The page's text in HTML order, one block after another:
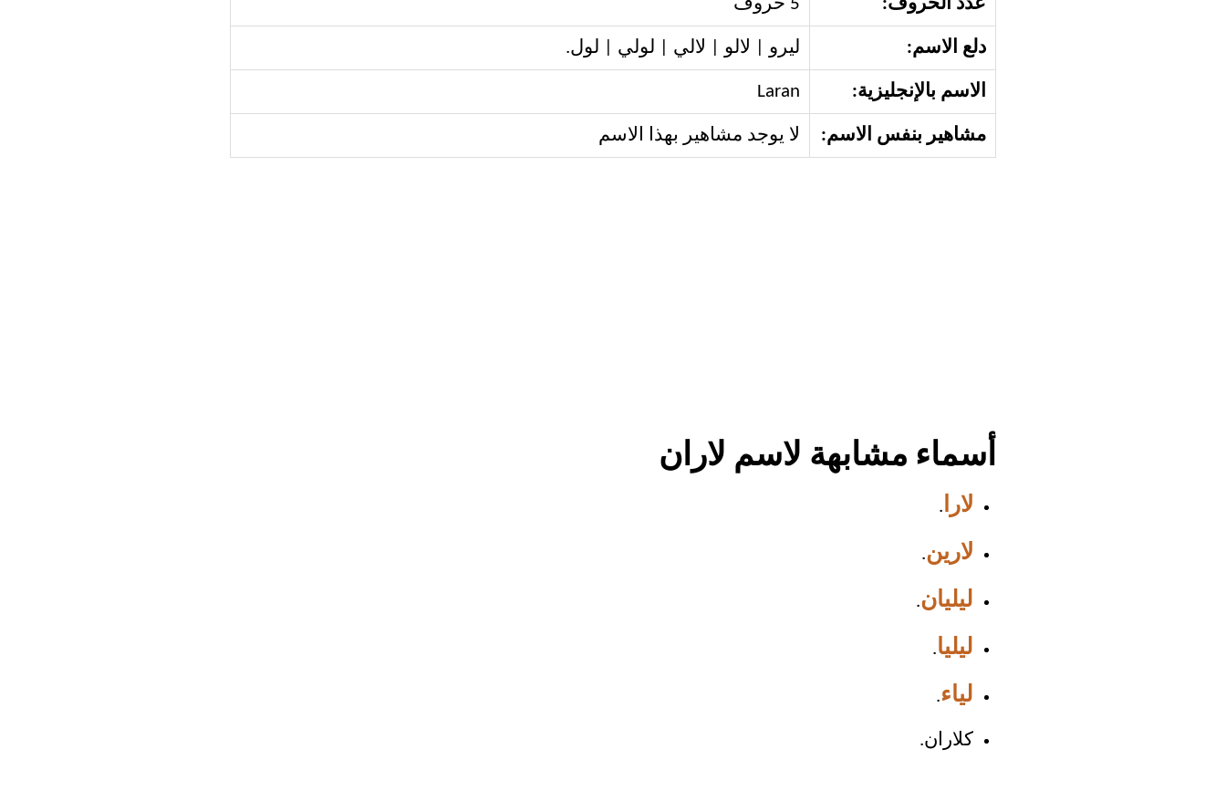
عدد الحروف: 5 حروف
دلع الاسم: ليرو | لالو | لالي | لولي | لول.
الاسم بالإنجليزية: Laran
مشاهير بنفس الاسم: لا يوجد مشاهير بهذا الاسم
أسماء مشابهة لاسم لاران
لارا.
لارين.
ليليان.
ليليا.
لياء.
كلاران.